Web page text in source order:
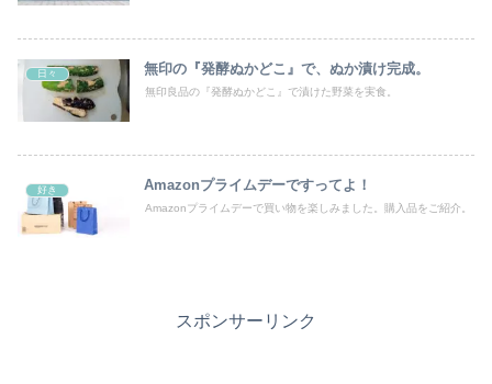
日々 無印の『発酵ぬかどこ』で、ぬか漬け完成。
無印良品の『発酵ぬかどこ』で漬けた野菜を実食。
好き Amazonプライムデーですってよ！
Amazonプライムデーで買い物を楽しみました。購入品をご紹介。
スポンサーリンク